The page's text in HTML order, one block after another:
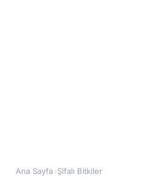
Ana Sayfa ›Şifalı Bitkiler